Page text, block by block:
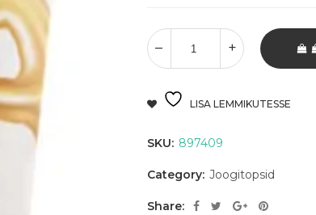
LISA LEMMIKUTESSE
SKU: 897409
Category: Joogitopsid
Share: